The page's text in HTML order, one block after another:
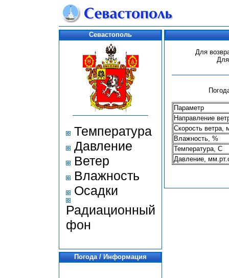
Севастополь
Температура
Давление
Ветер
Влажность
Осадки
Радиационный
фон
Погода / Информация
Для
Параметр
Направление
Скорость ветра,
Влажность, %
Температура, С
Давление,